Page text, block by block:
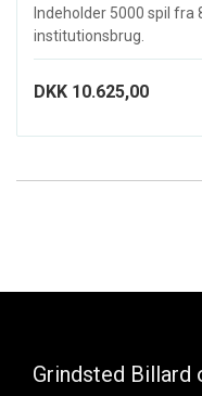
Indeholder 5000 spil fra
institutionsbrug.
DKK 10.625,00
Grindsted Billard